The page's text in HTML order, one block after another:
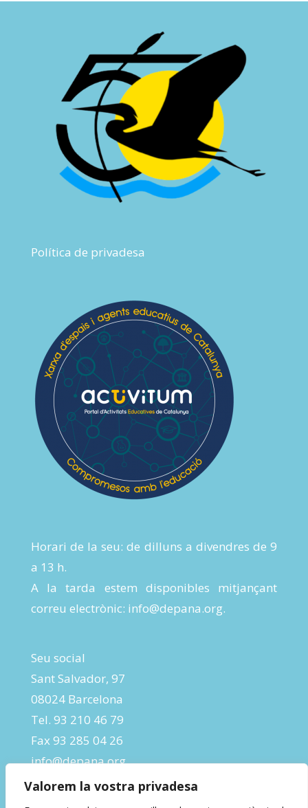
Valorem la vostra privadesa
Política de privadesa
Horari de la seu: de dilluns a divendres de 9
a 13 h.
A la tarda estem disponibles mitjançant
correu electrònic: info@depana.org.
Seu social
Sant Salvador, 97
08024 Barcelona
Tel. 93 210 46 79
Fax 93 285 04 26
info@depana.org